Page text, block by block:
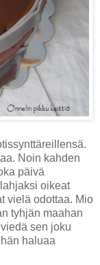
Noin kahden
päivä
oikeat
vielä odottaa. Mio
tyhjän maahan
sen joku
haluaa